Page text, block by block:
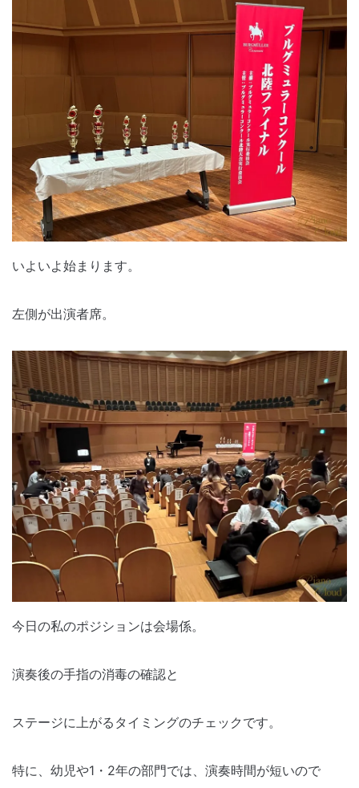
いよいよ始まります。
左側が出演者席。
今日の私のポジションは会場係。
演奏後の手指の消毒の確認と
ステージに上がるタイミングのチェックです。
特に、幼児や1・2年の部門では、演奏時間が短いので